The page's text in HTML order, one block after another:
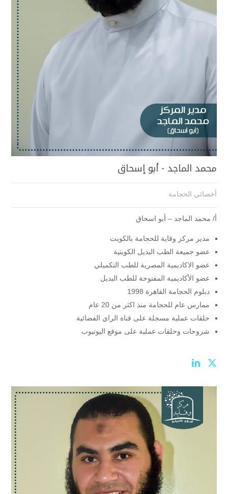
محمد الماجد - أبو إسحاق
أخصائي الحجامة
أ/ محمد الماجد – أبو اسحاق
مدير مركز وقاية للحجامة بالكويت
عضو جميعة الطب البديل الكويتية
عضو الاكاديمية المصرية للطب التكميلي
عضو الأكاديمية المفتوحة للطب البديل
دبلوم الحجامة القاهرة 1998
ممارس عام للحجامة منذ اكثر من 20 عام
حلقات عملية مسجلة على قناة الراي الفضائية
شروحات وحلقات عملية على موقع اليوتيوب